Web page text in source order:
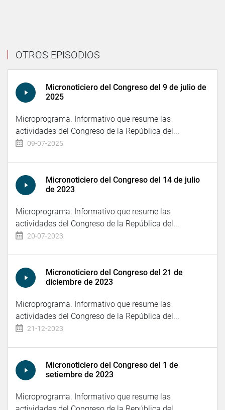
OTROS EPISODIOS
Micronoticiero del Congreso del 9 de julio de
2025
Microprograma. Informativo que resume las
actividades del Congreso de la República del...
09-07-2025
Micronoticiero del Congreso del 14 de julio
de 2023
Microprograma. Informativo que resume las
actividades del Congreso de la República del...
20-07-2023
Micronoticiero del Congreso del 21 de
diciembre de 2023
Microprograma. Informativo que resume las
actividades del Congreso de la República del...
21-12-2023
Micronoticiero del Congreso del 1 de
setiembre de 2023
Microprograma. Informativo que resume las